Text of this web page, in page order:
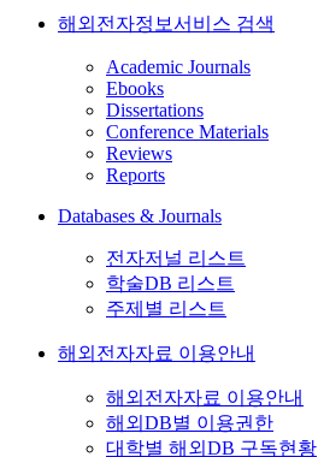
해외전자정보서비스 검색
Academic Journals
Ebooks
Dissertations
Conference Materials
Reviews
Reports
Databases & Journals
전자저널 리스트
학술DB 리스트
주제별 리스트
해외전자자료 이용안내
해외전자자료 이용안내
해외DB별 이용권한
대학별 해외DB 구독현황